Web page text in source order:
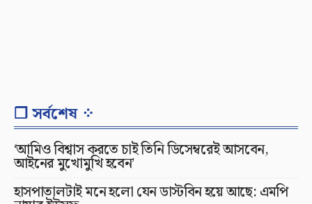
❐ সর্বশেষ ⁘
‘আমিও বিশ্বাস করতে চাই তিনি ডিসেম্বরেই আসবেন,
আইনের মুখোমুখি হবেন’
হাসপাতালটাই মনে হলো যেন ডাস্টবিন হয়ে আছে: এমপি